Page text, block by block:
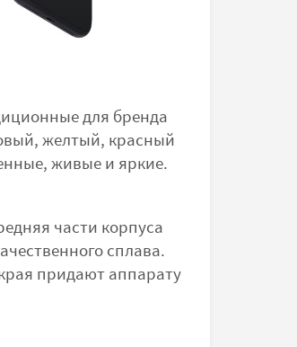
для бренда
желтый, красный
живые и яркие.
части корпуса
сплава.
придают аппарату